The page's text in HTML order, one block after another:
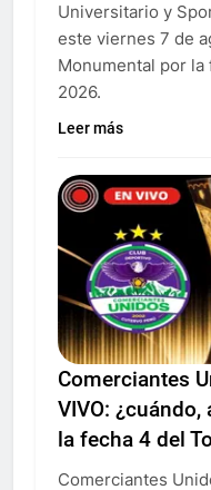
Universitario y
este viernes 7 de
Monumental por
2026.
Leer más
Comerciantes
VIVO:
la fecha 4 del
Comerciantes